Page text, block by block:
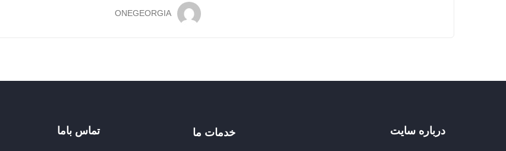
ONEGEORGIA
درباره سایت خدمات ما تماس باما